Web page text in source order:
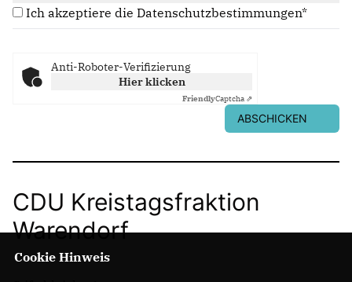
Ich akzeptiere die Datenschutzbestimmungen*
Anti-Roboter-Verifizierung
Hier klicken
FriendlyCaptcha ⇗
ABSCHICKEN
CDU Kreistagsfraktion
Warendorf
Cookie Hinweis